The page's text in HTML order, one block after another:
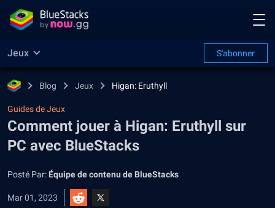
Jeux S'abonner
Blog Jeux Higan: Eruthyll
Guides de Jeux
Comment jouer à Higan: Eruthyll sur
PC avec BlueStacks
Posté Par: Équipe de contenu de BlueStacks
Mar 01, 2023